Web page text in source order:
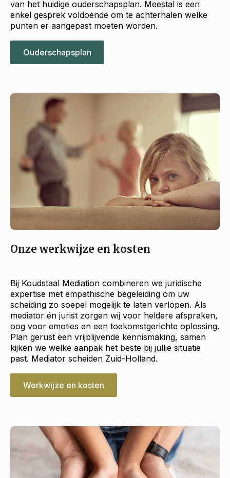
van het huidige ouderschapsplan. Meestal is een
enkel gesprek voldoende om te achterhalen welke
punten er aangepast moeten worden.
Ouderschapsplan
Onze werkwijze en kosten
Bij Koudstaal Mediation combineren we juridische
expertise met empathische begeleiding om uw
scheiding zo soepel mogelijk te laten verlopen. Als
mediator én jurist zorgen wij voor heldere afspraken,
oog voor emoties en een toekomstgerichte oplossing.
Plan gerust een vrijblijvende kennismaking, samen
kijken we welke aanpak het beste bij jullie situatie
past. Mediator scheiden Zuid-Holland.
Werkwijze en kosten